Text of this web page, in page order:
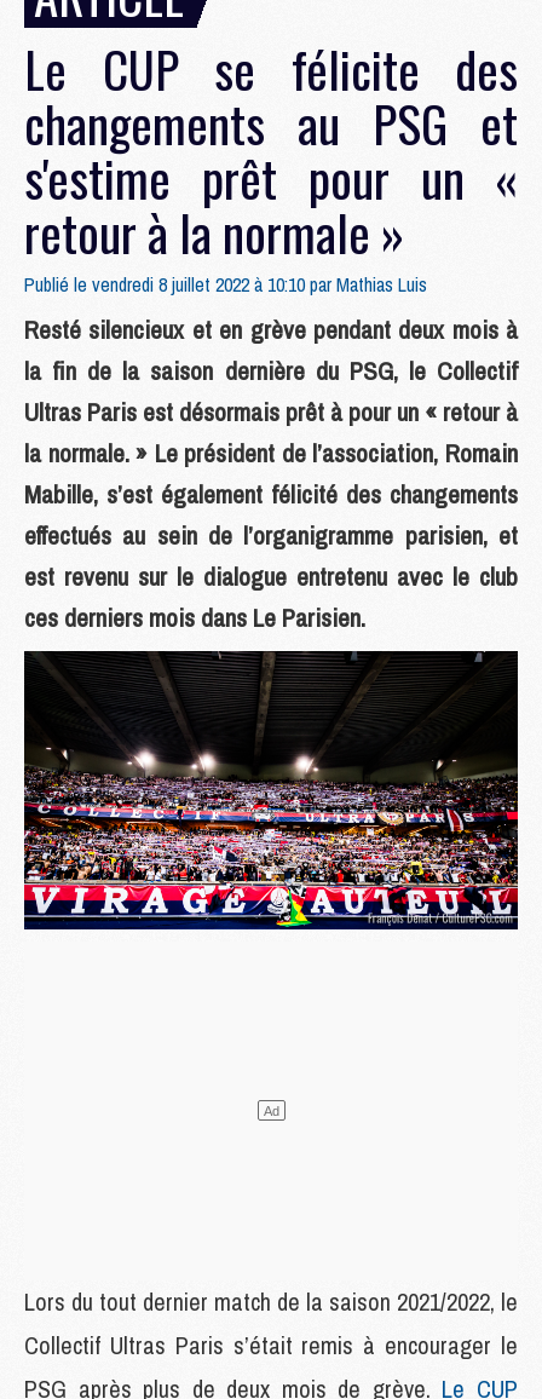
Le CUP se félicite des
changements au PSG et
s'estime prêt pour un «
retour à la normale »
Publié le vendredi 8 juillet 2022 à 10:10 parMathias Luis
Resté silencieux et en grève pendant deux mois à
la fin de la saison dernière du PSG, le Collectif
Ultras Paris est désormais prêt à pour un « retour à
la normale. » Le président de l’association, Romain
Mabille, s’est également félicité des changements
effectués au sein de l’organigramme parisien, et
est revenu sur le dialogue entretenu avec le club
ces derniers mois dans Le Parisien.
Lors du tout dernier match de la saison 2021/2022, le
Collectif Ultras Paris s’était remis à encourager le
PSG après plus de deux mois de grève. Le CUP